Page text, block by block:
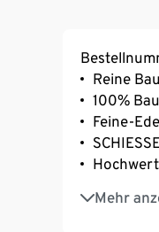
Reine
100%
Feine-
Mehr